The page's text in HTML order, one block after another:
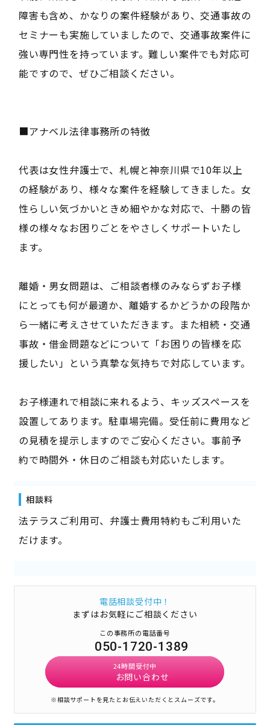
障害も含め、かなりの案件経験があり、交通事故の
セミナーも実施していましたので、交通事故案件に
強い専門性を持っています。難しい案件でも対応可
能ですので、ぜひご相談ください。
■アナベル法律事務所の特徴
代表は女性弁護士で、札幌と神奈川県で10年以上
の経験があり、様々な案件を経験してきました。女
性らしい気づかいときめ細やかな対応で、十勝の皆
様の様々なお困りごとをやさしくサポートいたし
ます。
離婚・男女問題は、ご相談者様のみならずお子様
にとっても何が最適か、離婚するかどうかの段階か
ら一緒に考えさせていただきます。また相続・交通
事故・借金問題などについて「お困りの皆様を応
援したい」という真摯な気持ちで対応しています。
お子様連れで相談に来れるよう、キッズスペースを
設置してあります。駐車場完備。受任前に費用など
の見積を提示しますのでご安心ください。事前予
約で時間外・休日のご相談も対応いたします。
相談料
法テラスご利用可、弁護士費用特約もご利用いた
だけます。
電話相談受付中！
まずはお気軽にご相談ください
この事務所の電話番号
050-1720-1389
24時間受付中
お問い合わせ
※相談サポートを見たとお伝えいただくとスムーズです。